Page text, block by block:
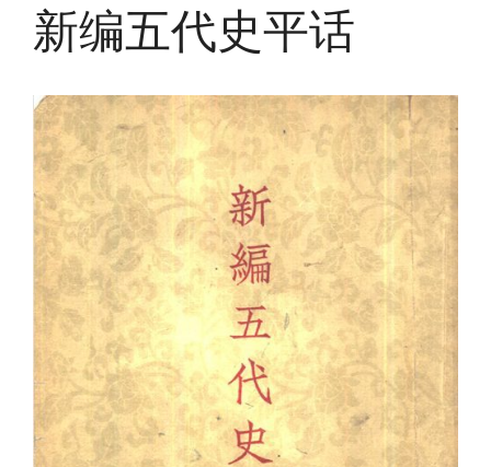
新编五代史平话